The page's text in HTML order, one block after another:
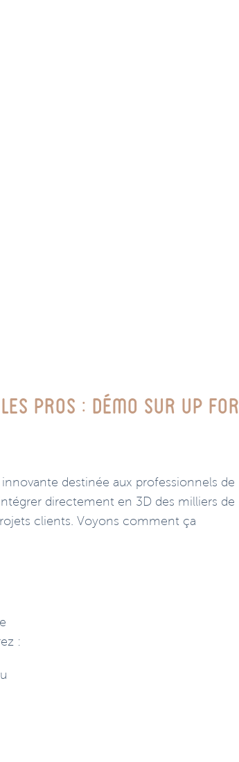
pros : démo sur Up for
destinée aux professionnels de
directement en 3D des milliers de
clients. Voyons comment ça
: